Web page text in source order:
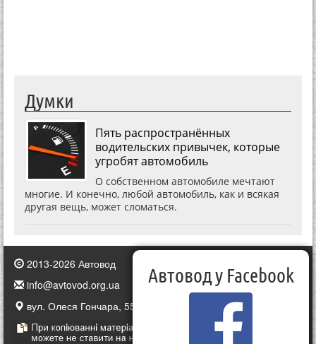
Думки
Пять распространённых
водительских привычек, которые
угробят автомобиль
О собственном автомобиле мечтают
многие. И конечно, любой автомобиль, как и всякая
другая вещь, может сломаться.
2013-2026 Автовод
info@avtovod.org.ua
вул. Олеся Гончара, 55, Київ, Україна
Автовод у Facebook